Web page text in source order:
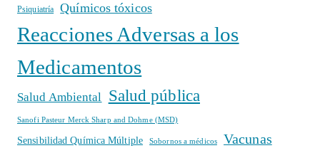
Psiquiatría Químicos tóxicos
Reacciones Adversas a los
Medicamentos
Salud Ambiental Salud pública
Sanofi Pasteur Merck Sharp and Dohme (MSD)
Sensibilidad Química Múltiple Sobornos a médicos Vacunas